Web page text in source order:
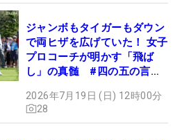
ジャンボもタイガーもダウン
で両ヒザを広げていた！ 女子
プロコーチが明かす「飛ば
し」の真髄 #四の五の言わ
2026年7月19日 (日) 12時00分
28